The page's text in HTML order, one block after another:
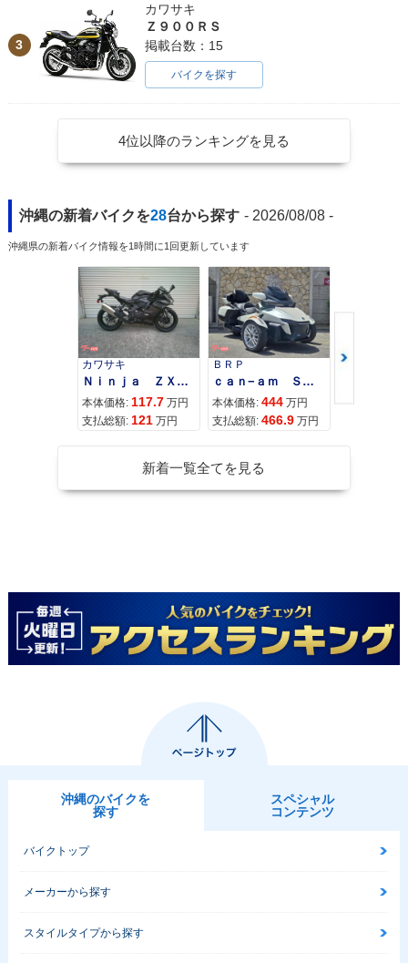
3
カワサキ
Ｚ９００ＲＳ
掲載台数：15
バイクを探す
4位以降のランキングを見る
沖縄の新着バイクを28台から探す - 2026/08/08 -
沖縄県の新着バイク情報を1時間に1回更新しています
カワサキ
Ｎｉｎｊａ ＺＸ−４Ｒ ＳＥ
本体価格: 117.7 万円
支払総額: 121 万円
ＢＲＰ
ｃａｎ−ａｍ ＳＰＹＤＥＲ ＲＴ ＬＩＭＩＴＥＤ
本体価格: 444 万円
支払総額: 466.9 万円
スズキ
本体価格:
新着一覧全てを見る
沖縄のバイクを
探す
スペシャル
コンテンツ
バイクトップ
メーカーから探す
スタイルタイプから探す